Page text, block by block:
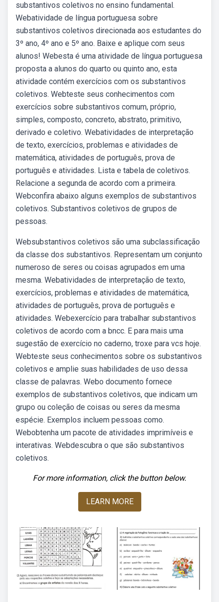
substantivos coletivos no ensino fundamental.
Webatividade de língua portuguesa sobre
substantivos coletivos direcionada aos estudantes do
3º ano, 4º ano e 5º ano. Baixe e aplique com seus
alunos! Webesta é uma atividade de língua portuguesa
proposta a alunos do quarto ou quinto ano, esta
atividade contém exercícios com os substantivos
coletivos. Webteste seus conhecimentos com
exercícios sobre substantivos comum, próprio,
simples, composto, concreto, abstrato, primitivo,
derivado e coletivo. Webatividades de interpretação
de texto, exercícios, problemas e atividades de
matemática, atividades de português, prova de
português e atividades. Lista e tabela de coletivos.
Relacione a segunda de acordo com a primeira.
Webconfira abaixo alguns exemplos de substantivos
coletivos. Substantivos coletivos de grupos de
pessoas.
Websubstantivos coletivos são uma subclassificação
da classe dos substantivos. Representam um conjunto
numeroso de seres ou coisas agrupados em uma
mesma. Webatividades de interpretação de texto,
exercícios, problemas e atividades de matemática,
atividades de português, prova de português e
atividades. Webexercício para trabalhar substantivos
coletivos de acordo com a bncc. E para mais uma
sugestão de exercício no caderno, troxe para vcs hoje.
Webteste seus conhecimentos sobre os substantivos
coletivos e amplie suas habilidades de uso dessa
classe de palavras. Webo documento fornece
exemplos de substantivos coletivos, que indicam um
grupo ou coleção de coisas ou seres da mesma
espécie. Exemplos incluem pessoas como.
Webobtenha um pacote de atividades imprimíveis e
interativas. Webdescubra o que são substantivos
coletivos.
For more information, click the button below.
LEARN MORE